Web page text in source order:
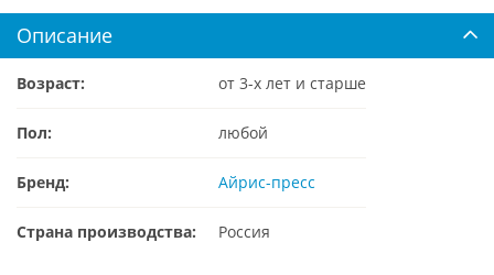
Описание
Возраст: от 3-х лет и старше
Пол: любой
Бренд: Айрис-пресс
Страна производства: Россия